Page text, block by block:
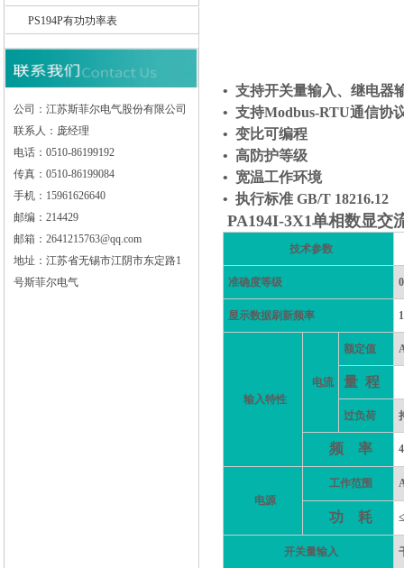
PS194P有功功率表
公司：江苏斯菲尔电气股份有限公司
联系人：庞经理
电话：0510-86199192
传真：0510-86199084
手机：15961626640
邮编：214429
邮箱：2641215763@qq.com
地址：江苏省无锡市江阴市东定路1
号斯菲尔电气
• 支持开关量输入、继电器
• 支持Modbus-RTU通信协
• 变比可编程
• 高防护等级
• 宽温工作环境
• 执行标准 GB/T 18216.12
PA194I-3X1单相数显交
技术参数
准确度等级
显示数据刷新频率
输入特性
电流
额定值
量 程
过负荷
频 率
电源
工作范围
功 耗
开关量输入